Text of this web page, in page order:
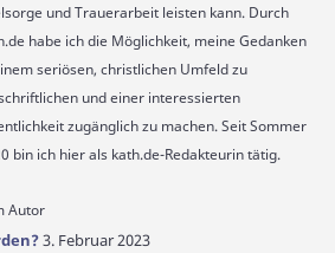
und Trauerarbeit leisten kann. Durch
habe ich die Möglichkeit, meine Gedanken
seriösen, christlichen Umfeld zu
und einer interessierten
zugänglich zu machen. Seit Sommer
bin ich hier als kath.de-Redakteurin tätig.
Autor
3. Februar 2023